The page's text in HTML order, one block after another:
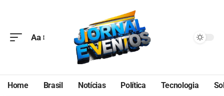
Aa
Home Brasil Notícias Política Tecnologia